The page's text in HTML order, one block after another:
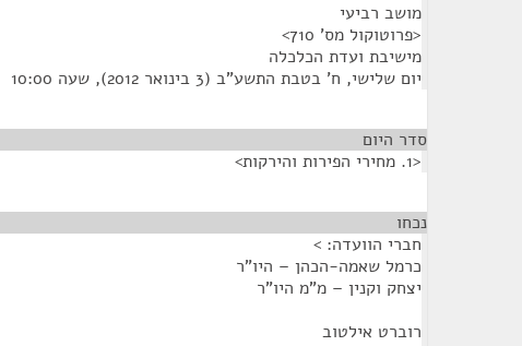
מושב רביעי
<פרוטוקול מס' 710>
מישיבת ועדת הכלכלה
יום שלישי, ח' בטבת התשע"ב (3 בינואר 2012), שעה 10:00
סדר היום
<1. מחירי הפירות והירקות>
נכחו
חברי הוועדה: >
כרמל שאמה-הכהן – היו"ר
יצחק וקנין – מ"מ היו"ר
רוברט אילטוב